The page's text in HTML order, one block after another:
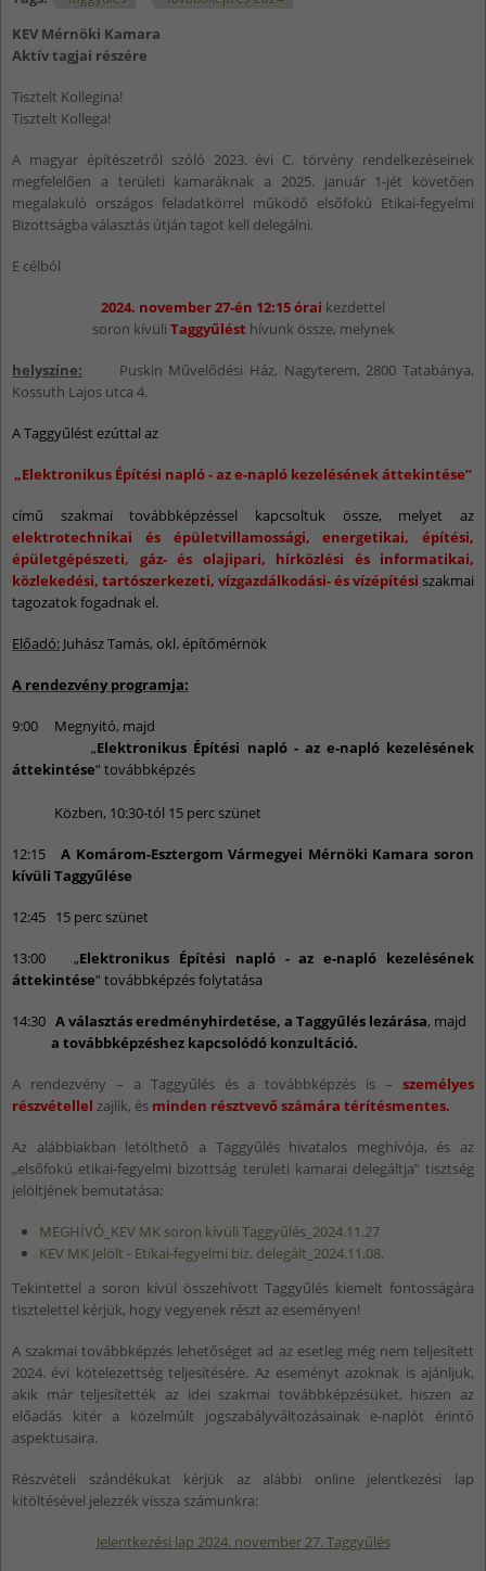
KEV Mérnöki Kamara
Aktív tagjai részére
Tisztelt Kollegina!
Tisztelt Kollega!
A magyar építészetről szóló 2023. évi C. törvény rendelkezéseinek
megfelelően a területi kamaráknak a 2025. január 1-jét követően
megalakuló országos feladatkörrel működő elsőfokú Etikai-fegyelmi
Bizottságba választás útján tagot kell delegálni.
E célból
2024. november 27-én 12:15 órai kezdettel
soron kívüli Taggyűlést hívunk össze, melynek
helyszíne: Puskin Művelődési Ház, Nagyterem, 2800 Tatabánya,
Kossuth Lajos utca 4.
A Taggyűlést ezúttal az
„Elektronikus Építési napló - az e-napló kezelésének áttekintése”
című szakmai továbbképzéssel kapcsoltuk össze, melyet az
elektrotechnikai és épületvillamossági, energetikai, építési,
épületgépészeti, gáz- és olajipari, hírközlési és informatikai,
közlekedési, tartószerkezeti, vízgazdálkodási- és vízépítési szakmai
tagozatok fogadnak el.
Előadó: Juhász Tamás, okl. építőmérnök
A rendezvény programja:
9:00 Megnyitó, majd
„Elektronikus Építési napló - az e-napló kezelésének
áttekintése” továbbképzés
Közben, 10:30-tól 15 perc szünet
12:15 A Komárom-Esztergom Vármegyei Mérnöki Kamara soron
kívüli Taggyűlése
12:45 15 perc szünet
13:00 „Elektronikus Építési napló - az e-napló kezelésének
áttekintése” továbbképzés folytatása
14:30 A választás eredményhirdetése, a Taggyűlés lezárása, majd
a továbbképzéshez kapcsolódó konzultáció.
A rendezvény – a Taggyűlés és a továbbképzés is – személyes
részvétellel zajlik, és minden résztvevő számára térítésmentes.
Az alábbiakban letölthető a Taggyűlés hivatalos meghívója, és az
„elsőfokú etikai-fegyelmi bizottság területi kamarai delegáltja” tisztség
jelöltjének bemutatása:
MEGHÍVÓ_KEV MK soron kívüli Taggyűlés_2024.11.27
KEV MK Jelölt - Etikai-fegyelmi biz. delegált_2024.11.08.
Tekintettel a soron kívül összehívott Taggyűlés kiemelt fontosságára
tisztelettel kérjük, hogy vegyenek részt az eseményen!
A szakmai továbbképzés lehetőséget ad az esetleg még nem teljesített
2024. évi kötelezettség teljesítésére. Az eseményt azoknak is ajánljuk,
akik már teljesítették az idei szakmai továbbképzésüket, hiszen az
előadás kitér a közelmúlt jogszabályváltozásainak e-naplót érintő
aspektusaira.
Részvételi szándékukat kérjük az alábbi online jelentkezési lap
kitöltésével jelezzék vissza számunkra:
Jelentkezési lap 2024. november 27. Taggyűlés